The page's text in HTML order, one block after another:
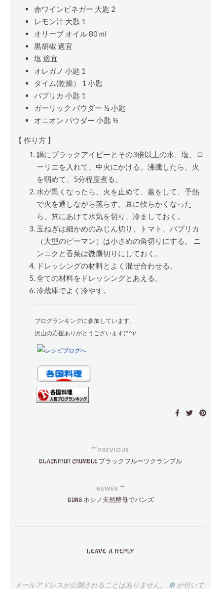
赤ワインビネガー 大匙 2
レモン汁 大匙 1
オリーブ オイル 80 ml
黒胡椒 適宜
塩 適宜
オレガノ 小匙 1
タイム(乾燥） 1 小匙
パプリカ 小匙 1
ガーリック パウダー ½ 小匙
オニオン パウダー 小匙 ½
【 作り方 】
鍋にブラックアイピーとその3倍以上の水、塩、ロ
ーリエを入れて、中火にかける。沸騰したら、火
を弱めて、5分程度煮る。
水が黒くなったら、火を止めて、蓋をして、予熱
で火を通しながら蒸らす。豆に軟らかくなった
ら、笊にあけて水気を切り、冷ましておく。
玉ねぎは細かめのみじん切り、トマト、パプリカ
（大型のピーマン）は小さめの角切りにする。 ニ
ンニクと香菜は微塵切りにしておく。
ドレッシングの材料とよく混ぜ合わせる。
全ての材料をドレッシングとあえる。
冷蔵庫でよく冷やす。
ブログランキングに参加しています。
沢山の応援ありがとうございます(^^)/
PREVIOUS
BLACK FRUIT CRUMBLE ブラックフルーツクランブル
NEWER
BUNS ホシノ天然酵母でバンズ
LEAVE A REPLY
メールアドレスが公開されることはありません。 ※が付いて